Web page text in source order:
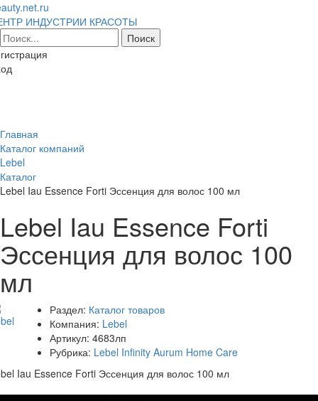
ИНДУСТРИИ КРАСОТЫ
Главная
Каталог компаний
Lebel
Каталог
Lebel Iau Essence Forti Эссенция для волос 100 мл
Lebel Iau Essence Forti
Эссенция для волос 100
мл
Раздел: Каталог товаров
Компания: Lebel
Артикул: 4683лп
Рубрика: Lebel Infinity Aurum Home Care
Iau Essence Forti Эссенция для волос 100 мл